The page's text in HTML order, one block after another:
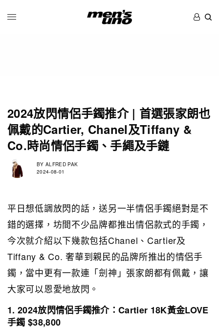
2024放閃情侶手鐲推介 | 首選張家朗也
佩戴的Cartier, Chanel及Tiffany &
Co.時尚情侶手鐲、手繩及手鏈
BY ALFRED PAK
2024-08-01
平日想低調放閃的話，送另一半情侶手鐲絕對是不
錯的選擇，坊間不少品牌都推出情侶款式的手鐲，
今次就介紹以下幾款包括Chanel、Cartier及
Tiffany & Co. 奢華到親民的品牌所推出的情侶手
鐲，當中更有一款連「劍神」張家朗都有佩戴，讓
大家可以恩愛地放閃。
1. 2024放閃情侶手鐲推介：Cartier 18K黃金LOVE
手鐲 $38,800